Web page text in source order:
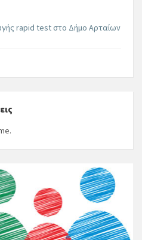
rapid test στο Δήμο Αρταίων